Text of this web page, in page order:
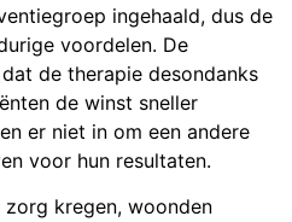
ingehaald, dus de
voordelen. De
de therapie desondanks
de winst sneller
er niet in om een andere
voor hun resultaten.
kregen, woonden